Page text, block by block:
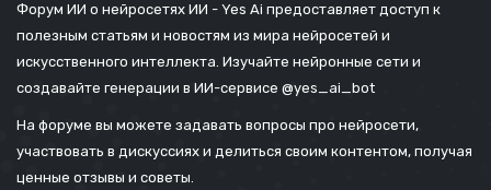
Форум ИИ о нейросетях ИИ - Yes Ai предоставляет доступ к
полезным статьям и новостям из мира нейросетей и
искусственного интеллекта. Изучайте нейронные сети и
создавайте генерации в ИИ-сервисе @yes_ai_bot
На форуме вы можете задавать вопросы про нейросети,
участвовать в дискуссиях и делиться своим контентом, получая
ценные отзывы и советы.